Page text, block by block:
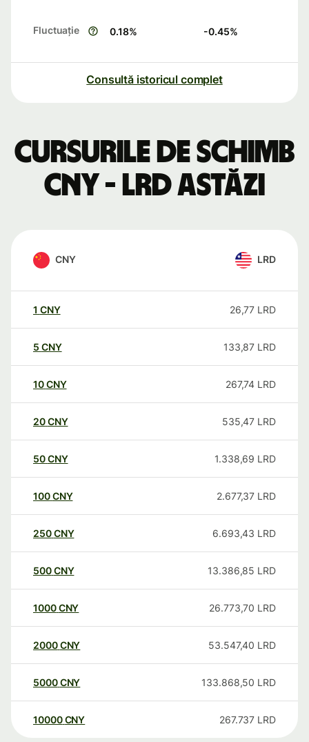
Fluctuație 0.18% -0.45%
Consultă istoricul complet
Cursurile de schimb
CNY - LRD astăzi
CNY LRD
1 CNY 26,77 LRD
5 CNY 133,87 LRD
10CNY 267,74 LRD
20CNY 535,47 LRD
50CNY 1.338,69 LRD
100CNY 2.677,37 LRD
250CNY 6.693,43 LRD
500CNY 13.386,85 LRD
1000CNY 26.773,70 LRD
2000CNY 53.547,40 LRD
5000CNY 133.868,50 LRD
10000 CNY 267.737 LRD